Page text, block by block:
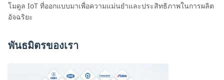
โมดูล IoT ที่ออกแบบมาเพื่อความแม่นยำและประสิทธิภาพในการผลิต
อัจฉริยะ
พันธมิตรของเรา